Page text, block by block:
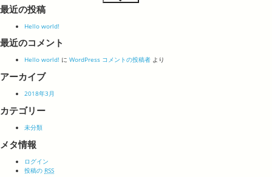
最近の投稿
Hello world!
最近のコメント
Hello world! に WordPress コメントの投稿者 より
アーカイブ
2018年3月
カテゴリー
未分類
メタ情報
ログイン
投稿の RSS